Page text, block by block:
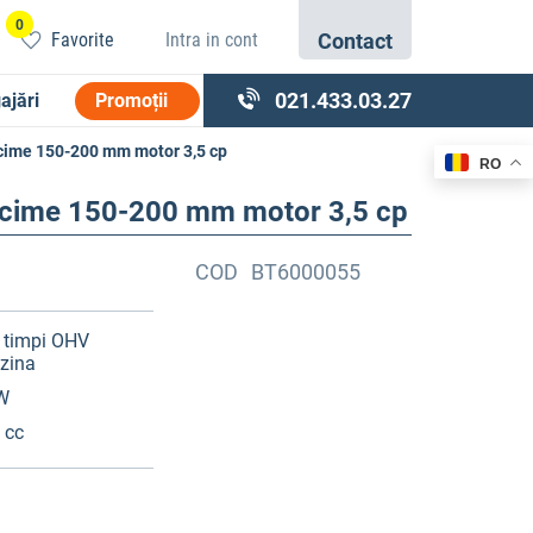
Favorite
0
Intra in cont Contact
Promoții 021.433.03.27
150-200 mm motor 3,5 cp
150-200 mm motor 3,5 cp
timpi OHV
cc
COD BT6000055
RO